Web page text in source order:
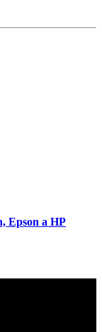
Epson a HP